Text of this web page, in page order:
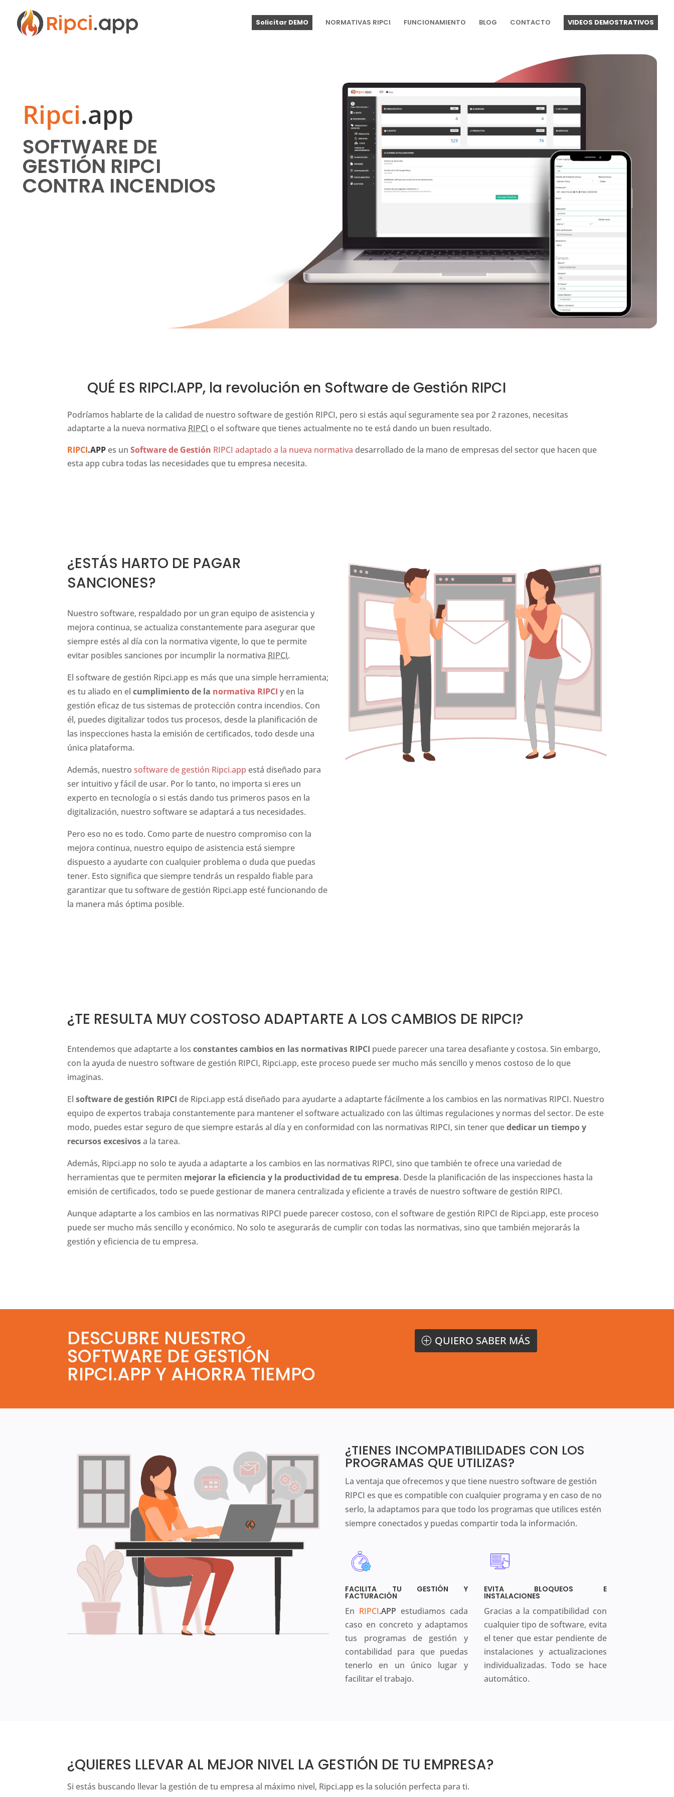
Solicitar DEMO NORMATIVAS RIPCI FUNCIONAMIENTO BLOG CONTACTO VIDEOS DEMOSTRATIVOS
Ripci.app
SOFTWARE DE
GESTIÓN RIPCI
CONTRA INCENDIOS
QUÉ ES RIPCI.APP, la revolución en Software de Gestión RIPCI
Podríamos hablarte de la calidad de nuestro software de gestión RIPCI, pero si estás aquí seguramente sea por 2 razones, necesitas
adaptarte a la nueva normativa RIPCI o el software que tienes actualmente no te está dando un buen resultado.
RIPCI.APP es unSoftware de Gestión RIPCI adaptado a la nueva normativa desarrollado de la mano de empresas del sector que hacen que
esta app cubra todas las necesidades que tu empresa necesita.
¿ESTÁS HARTO DE PAGAR
SANCIONES?
Nuestro software, respaldado por un gran equipo de asistencia y
mejora continua, se actualiza constantemente para asegurar que
siempre estés al día con la normativa vigente, lo que te permite
evitar posibles sanciones por incumplir la normativa RIPCI.
El software de gestión Ripci.app es más que una simple herramienta;
es tu aliado en elcumplimiento de la normativa RIPCI y en la
gestión eficaz de tus sistemas de protección contra incendios. Con
él, puedes digitalizar todos tus procesos, desde la planificación de
las inspecciones hasta la emisión de certificados, todo desde una
única plataforma.
Además, nuestrosoftware de gestión Ripci.app está diseñado para
ser intuitivo y fácil de usar. Por lo tanto, no importa si eres un
experto en tecnología o si estás dando tus primeros pasos en la
digitalización, nuestro software se adaptará a tus necesidades.
Pero eso no es todo. Como parte de nuestro compromiso con la
mejora continua, nuestro equipo de asistencia está siempre
dispuesto a ayudarte con cualquier problema o duda que puedas
tener. Esto significa que siempre tendrás un respaldo fiable para
garantizar que tu software de gestión Ripci.app esté funcionando de
la manera más óptima posible.
¿TE RESULTA MUY COSTOSO ADAPTARTE A LOS CAMBIOS DE RIPCI?
Entendemos que adaptarte a losconstantes cambios en las normativas RIPCI puede parecer una tarea desafiante y costosa. Sin embargo,
con la ayuda de nuestro software de gestión RIPCI, Ripci.app, este proceso puede ser mucho más sencillo y menos costoso de lo que
imaginas.
Elsoftware de gestión RIPCI de Ripci.app está diseñado para ayudarte a adaptarte fácilmente a los cambios en las normativas RIPCI. Nuestro
equipo de expertos trabaja constantemente para mantener el software actualizado con las últimas regulaciones y normas del sector. De este
modo, puedes estar seguro de que siempre estarás al día y en conformidad con las normativas RIPCI, sin tener quededicar un tiempo y
recursos excesivosa la tarea.
Además, Ripci.app no solo te ayuda a adaptarte a los cambios en las normativas RIPCI, sino que también te ofrece una variedad de
herramientas que te permiten mejorar la eficiencia y la productividad de tu empresa. Desde la planificación de las inspecciones hasta la
emisión de certificados, todo se puede gestionar de manera centralizada y eficiente a través de nuestro software de gestión RIPCI.
Aunque adaptarte a los cambios en las normativas RIPCI puede parecer costoso, con el software de gestión RIPCI de Ripci.app, este proceso
puede ser mucho más sencillo y económico. No solo te asegurarás de cumplir con todas las normativas, sino que también mejorarás la
gestión y eficiencia de tu empresa.
DESCUBRE NUESTRO
SOFTWARE DE GESTIÓN
RIPCI.APP Y AHORRA TIEMPO
QUIERO SABER MÁS
¿TIENES INCOMPATIBILIDADES CON LOS
PROGRAMAS QUE UTILIZAS?
La ventaja que ofrecemos y que tiene nuestro software de gestión
RIPCI es que es compatible con cualquier programa y en caso de no
serlo, la adaptamos para que todo los programas que utilices estén
siempre conectados y puedas compartir toda la información.
FACILITA TU GESTIÓN Y
FACTURACIÓN
En RIPCI.APP estudiamos cada
caso en concreto y adaptamos
tus programas de gestión y
contabilidad para que puedas
tenerlo en un único lugar y
facilitar el trabajo.
EVITA BLOQUEOS E
INSTALACIONES
Gracias a la compatibilidad con
cualquier tipo de software, evita
el tener que estar pendiente de
instalaciones y actualizaciones
individualizadas. Todo se hace
automático.
¿QUIERES LLEVAR AL MEJOR NIVEL LA GESTIÓN DE TU EMPRESA?
Si estás buscando llevar la gestión de tu empresa al máximo nivel, Ripci.app es la solución perfecta para ti.